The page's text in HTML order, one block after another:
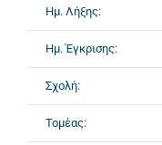
Ημ. Λήξης:
Ημ. Έγκρισης:
Σχολή:
Τομέας: